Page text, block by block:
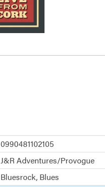
0990481102105
J&R Adventures/Provogue
Bluesrock Blues